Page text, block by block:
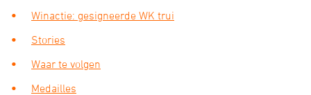
Winactie: gesigneerde WK trui
Stories
Waar te volgen
Medailles